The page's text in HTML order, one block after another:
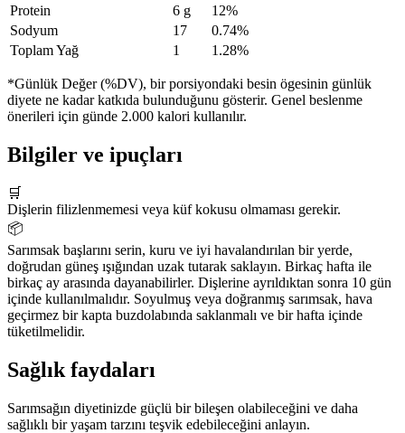
Protein
6 g
12%
Sodyum
17
0.74%
Toplam Yağ
1 1.28%
*Günlük Değer (%DV), bir porsiyondaki besin ögesinin günlük
diyete ne kadar katkıda bulunduğunu gösterir. Genel beslenme
önerileri için günde 2.000 kalori kullanılır.
Bilgiler ve ipuçları
🛒
Dişlerin filizlenmemesi veya küf kokusu olmaması gerekir.
📦
Sarımsak başlarını serin, kuru ve iyi havalandırılan bir yerde,
doğrudan güneş ışığından uzak tutarak saklayın. Birkaç hafta ile
birkaç ay arasında dayanabilirler. Dişlerine ayrıldıktan sonra 10 gün
içinde kullanılmalıdır. Soyulmuş veya doğranmış sarımsak, hava
geçirmez bir kapta buzdolabında saklanmalı ve bir hafta içinde
tüketilmelidir.
Sağlık faydaları
Sarımsağın diyetinizde güçlü bir bileşen olabileceğini ve daha
sağlıklı bir yaşam tarzını teşvik edebileceğini anlayın.